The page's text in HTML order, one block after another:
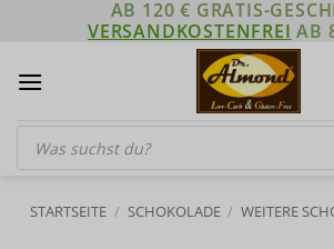
AB 120 € GRATIS-
VERSANDKOSTENFREI AB
Products
search
STARTSEITE / SCHOKOLADE / WEITERE